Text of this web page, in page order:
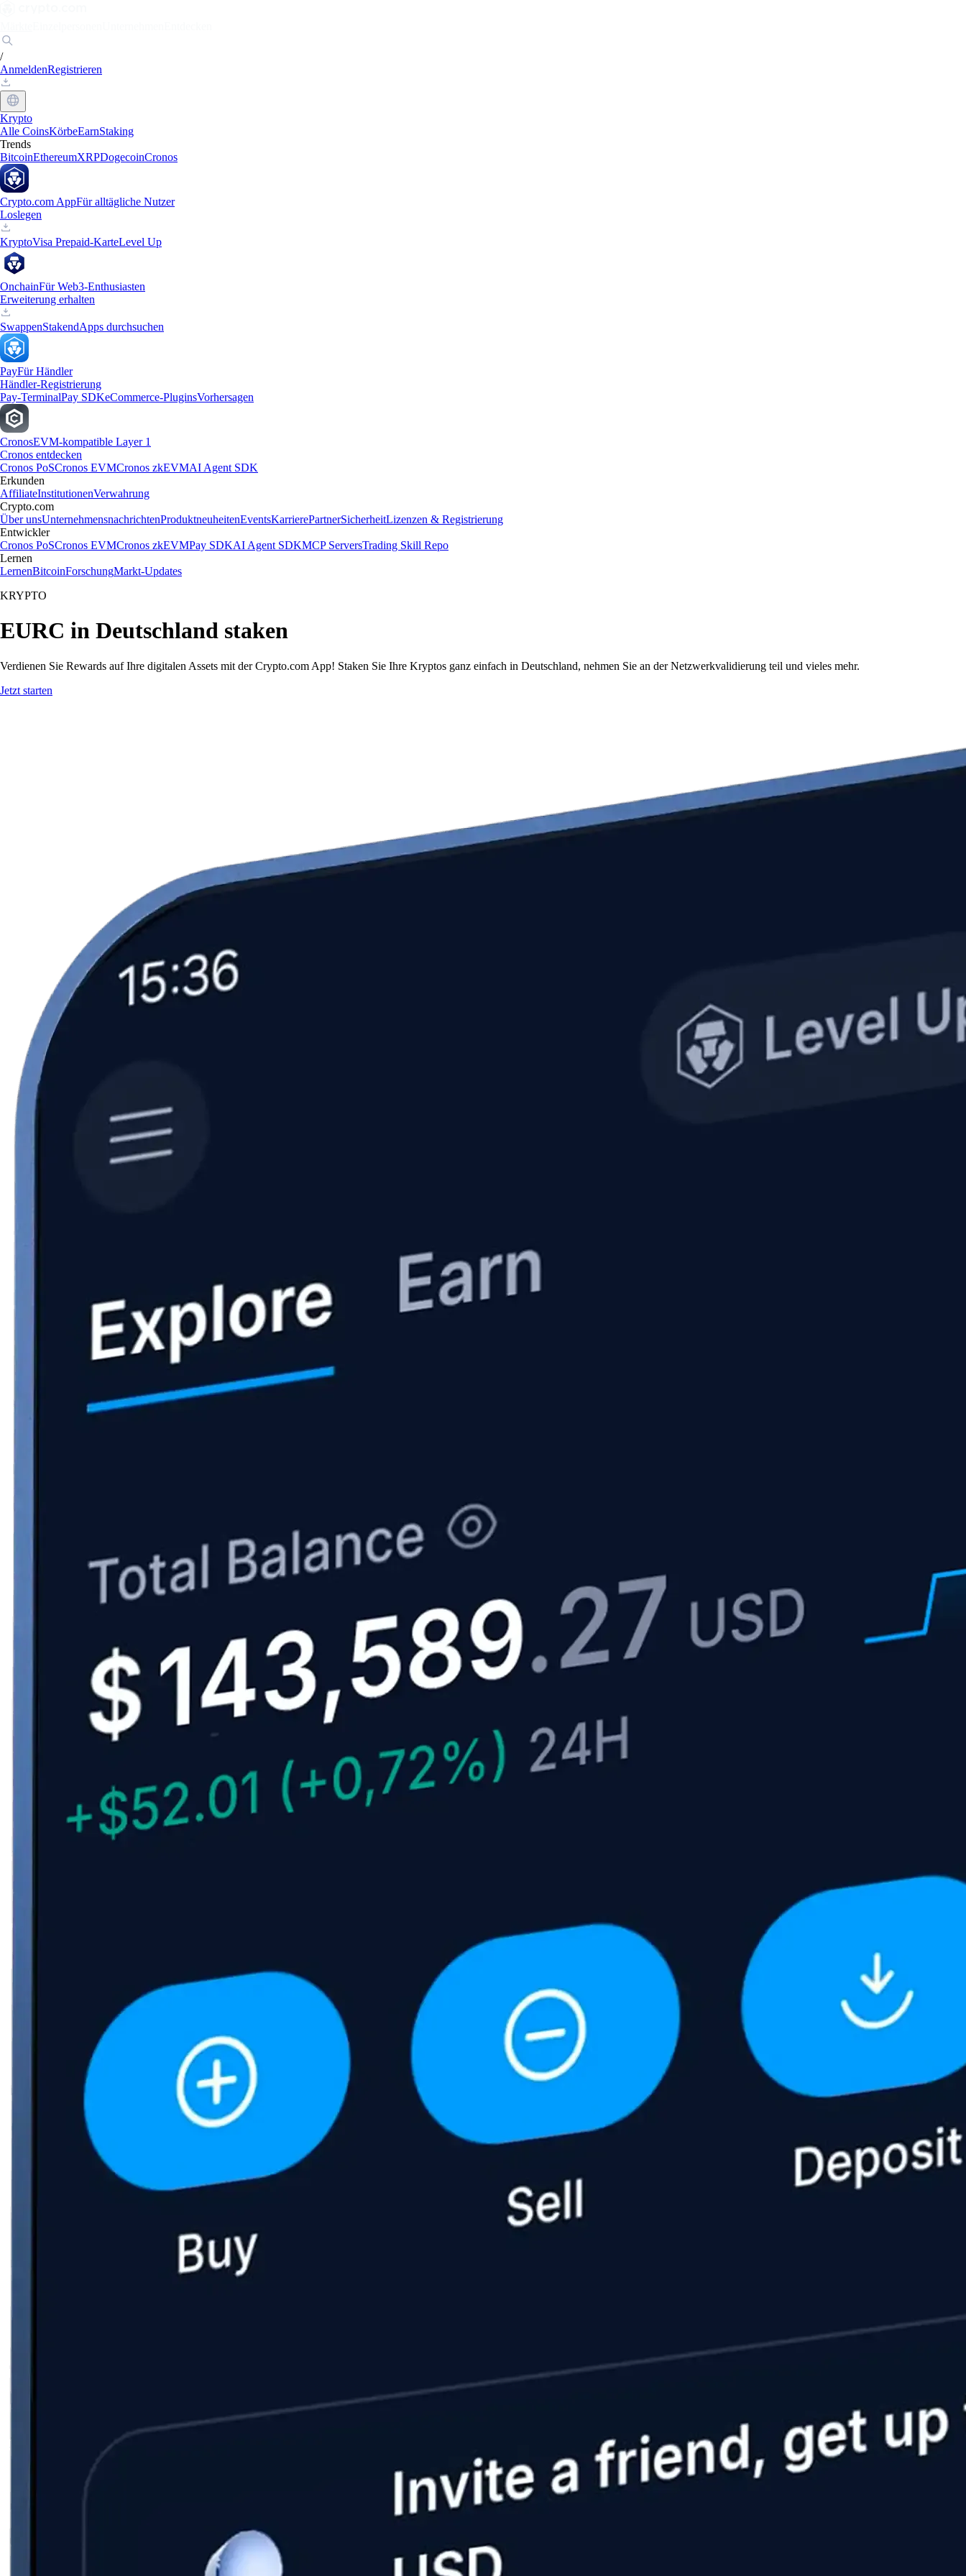
/
AnmeldenRegistrieren
Krypto
Alle CoinsKörbeEarnStaking
Trends
BitcoinEthereumXRPDogecoinCronos
Crypto.com AppFür alltägliche Nutzer
Loslegen
KryptoVisa Prepaid-KarteLevel Up
OnchainFür Web3-Enthusiasten
Erweiterung erhalten
SwappenStakendApps durchsuchen
PayFür Händler
Händler-Registrierung
Pay-TerminalPay SDKeCommerce-PluginsVorhersagen
CronosEVM-kompatible Layer 1
Cronos entdecken
Cronos PoSCronos EVMCronos zkEVMAI Agent SDK
Erkunden
AffiliateInstitutionenVerwahrung
Crypto.com
Über unsUnternehmensnachrichtenProduktneuheitenEventsKarrierePartnerSicherheitLizenzen & Registrierung
Entwickler
Cronos PoSCronos EVMCronos zkEVMPay SDKAI Agent SDKMCP ServersTrading Skill Repo
Lernen
LernenBitcoinForschungMarkt-Updates
KRYPTO
EURC in Deutschland staken
Verdienen Sie Rewards auf Ihre digitalen Assets mit der Crypto.com App! Staken Sie Ihre Kryptos ganz einfach in Deutschland, nehmen Sie an der Netzwerkvalidierung teil und vieles mehr.
Jetzt starten